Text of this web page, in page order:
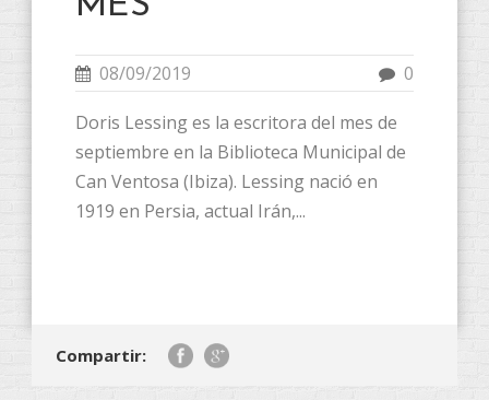
08/09/2019 0
Doris Lessing es la escritora del mes de
septiembre en la Biblioteca Municipal de
Can Ventosa (Ibiza). Lessing nació en
1919 en Persia, actual Irán,...
Compartir: